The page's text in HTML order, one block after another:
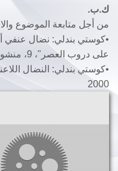
ك.ب.
من أجل متابعة الموضوع
•كوستي بندلي: نضال عنفي أو
على دروب العصر"، 9، منشورات النور، 1988.
•كوستي بندلي: النضال
2000